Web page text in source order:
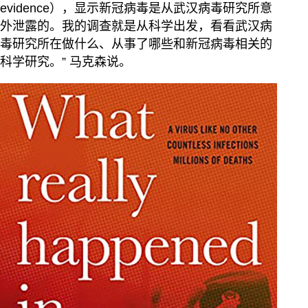
evidence），显示新冠病毒是从武汉病毒研究所意
外泄露的。我的调查就是从科学出发，看看武汉病
毒研究所在做什么、从事了哪些和新冠病毒相关的
科学研究。” 马克森说。